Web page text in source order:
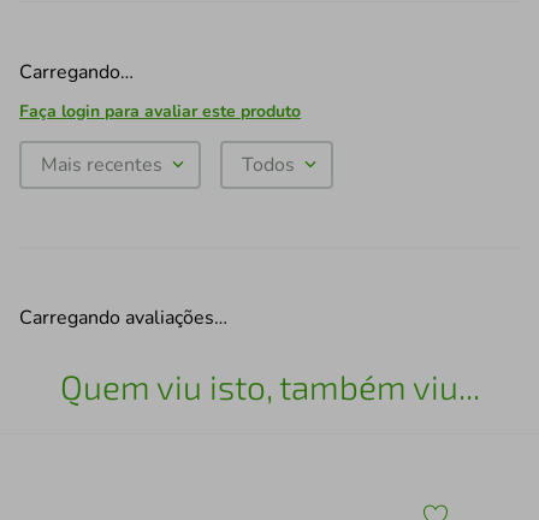
Carregando…
Faça login para avaliar este produto
Mais recentes Todos
Carregando avaliações…
Quem viu isto, também viu...